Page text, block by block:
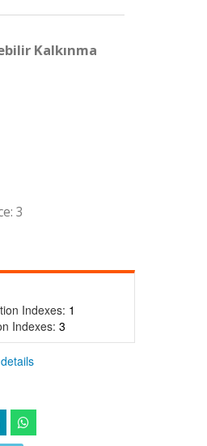
Kalkınma
3
Indexes: 1
Indexes: 3